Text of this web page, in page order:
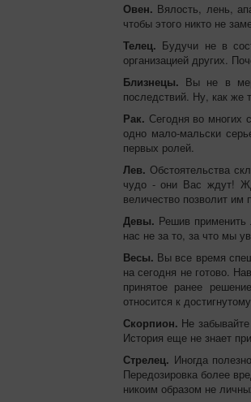
Овен. Вялость, лень,
чтобы этого никто не
Телец. Будучи не в
организацией других.
Близнецы. Вы не в
последствий. Ну, как же
Рак. Сегодня во
одно мало-мальски
первых ролей.
Лев. Обстоятельства
чудо - они Вас ждут!
величество позволит им
Девы. Решив применить
нас не за то, за что мы
Весы. Вы все время
на сегодня не готово.
принятое ранее
относится к
Скорпион. Не
История еще не знает
Стрелец. Иногда
Передозировка более
никоим образом не